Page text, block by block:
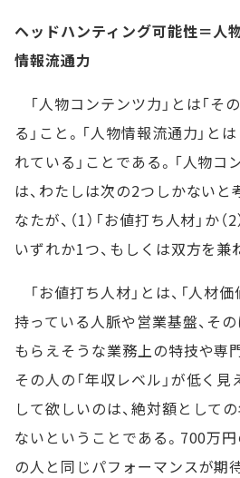
ヘッドハンティング可能性＝人
情報流通力
「人物コンテンツ力」とは「そ
る」こと。「人物情報流通力」と
れている」ことである。「人物コ
は、わたしは次の2つしかないと
なたが、（1）「お値打ち人材」か
いずれか1つ、もしくは双方を兼
「お値打ち人材」とは、「人材
持っている人脈や営業基盤、そ
もらえそうな業務上の特技や専門
その人の「年収レベル」が低く
して欲しいのは、絶対額として
ないということである。700万
の人と同じパフォーマンスが期